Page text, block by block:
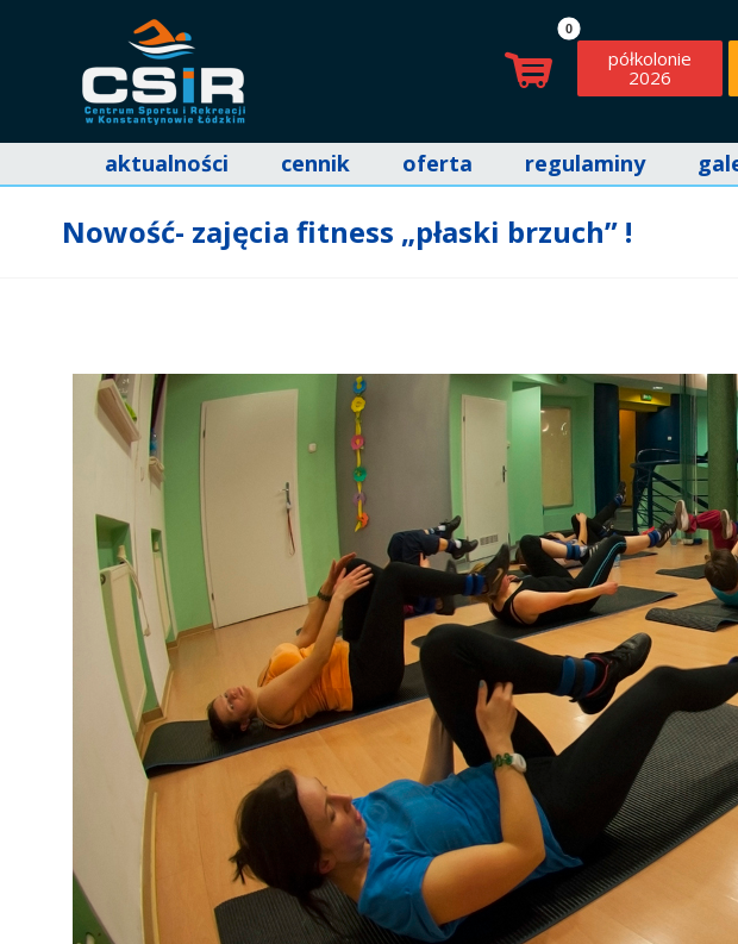
półkolonie
2026
aktualności cennik oferta regulaminy
Nowość- zajęcia fitness „płaski brzuch” !